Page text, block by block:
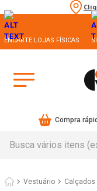
ENCARTE LOJAS FÍSICAS
Compra
Vestuário Calçados